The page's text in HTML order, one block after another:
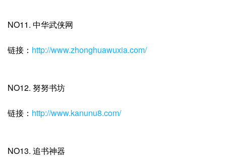
NO11. 中华武侠网
链接： http://www.zhonghuawuxia.com/
NO12. 努努书坊
链接： http://www.kanunu8.com/
NO13. 追书神器